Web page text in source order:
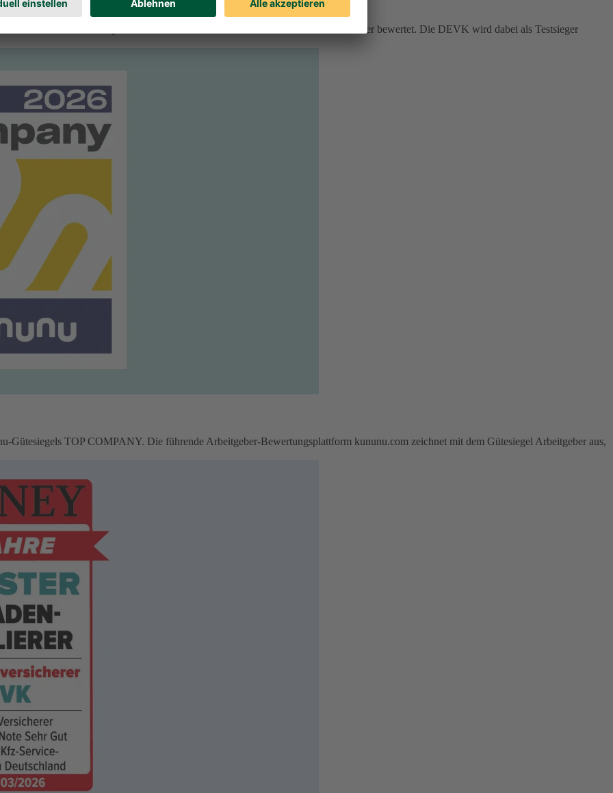
Zeitschrift Focus-Money die Verbraucherfreundlichkeit deutscher Serviceversicherer bewertet. Die DEVK wird dabei als Testsieger
Gütesiegels TOP COMPANY. Die führende Arbeitgeber-Bewertungsplattform kununu.com zeichnet mit dem Gütesiegel Arbeitgeber aus,